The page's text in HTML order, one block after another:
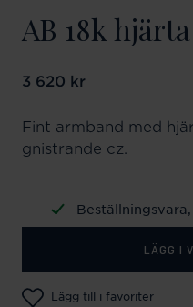
AB 18k
Pris:3 620 kr
3 620 kr
Fint armband med
gnistrande cz.
LÄGG I
Lägg till i favoriter